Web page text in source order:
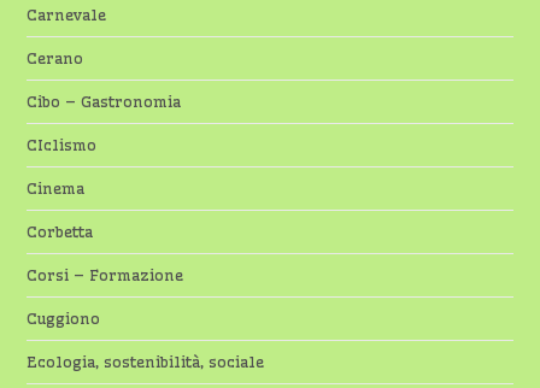
Carnevale
Cerano
Cibo – Gastronomia
CIclismo
Cinema
Corbetta
Corsi – Formazione
Cuggiono
Ecologia, sostenibilità, sociale